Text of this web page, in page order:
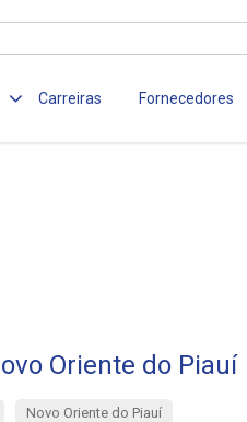
Carreiras Fornecedores
Oriente do Piauí
Novo Oriente do Piauí